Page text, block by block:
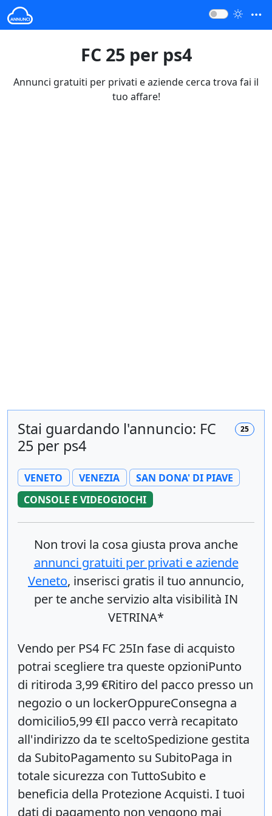
FC 25 per ps4
Annunci gratuiti per privati e aziende cerca trova fai il
tuo affare!
25
Stai guardando l'annuncio: FC
25 per ps4
VENETO VENEZIA
SAN DONA' DI PIAVE
CONSOLE E VIDEOGIOCHI
Non trovi la cosa giusta prova anche
annunci gratuiti per privati e aziende
Veneto, inserisci gratis il tuo annuncio,
per te anche servizio alta visibilità IN
VETRINA*
Vendo per PS4 FC 25In fase di acquisto
potrai scegliere tra queste opzioniPunto
di ritiroda 3,99 €Ritiro del pacco presso un
negozio o un lockerOppureConsegna a
domicilio5,99 €Il pacco verrà recapitato
all'indirizzo da te sceltoSpedizione gestita
da SubitoPagamento su SubitoPaga in
totale sicurezza con TuttoSubito e
beneficia della Protezione Acquisti. I tuoi
dati di pagamento non vengono mai